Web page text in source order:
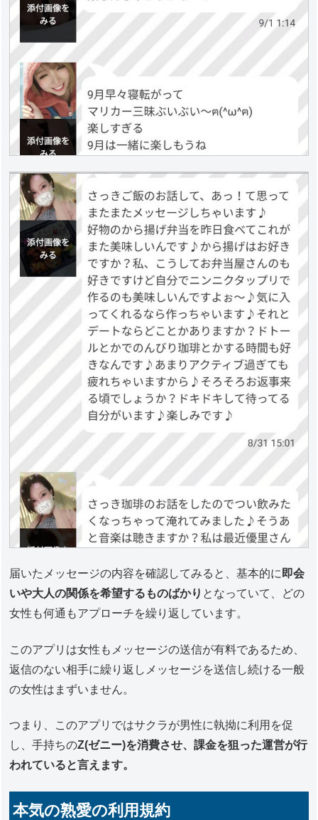
届いたメッセージの内容を確認してみると、基本的に即会
いや大人の関係を希望するものばかり となっていて、どの
女性も何通もアプローチを繰り返しています。
このアプリは女性もメッセージの送信が有料であるため、
返信のない相手に繰り返しメッセージを送信し続ける一般
の女性はまずいません。
つまり、このアプリではサクラが男性に執拗に利用を促
し、手持ちのZ(ゼニー)を消費させ、課金を狙った運営が行
われていると言えます。
本気の熟愛の利用規約